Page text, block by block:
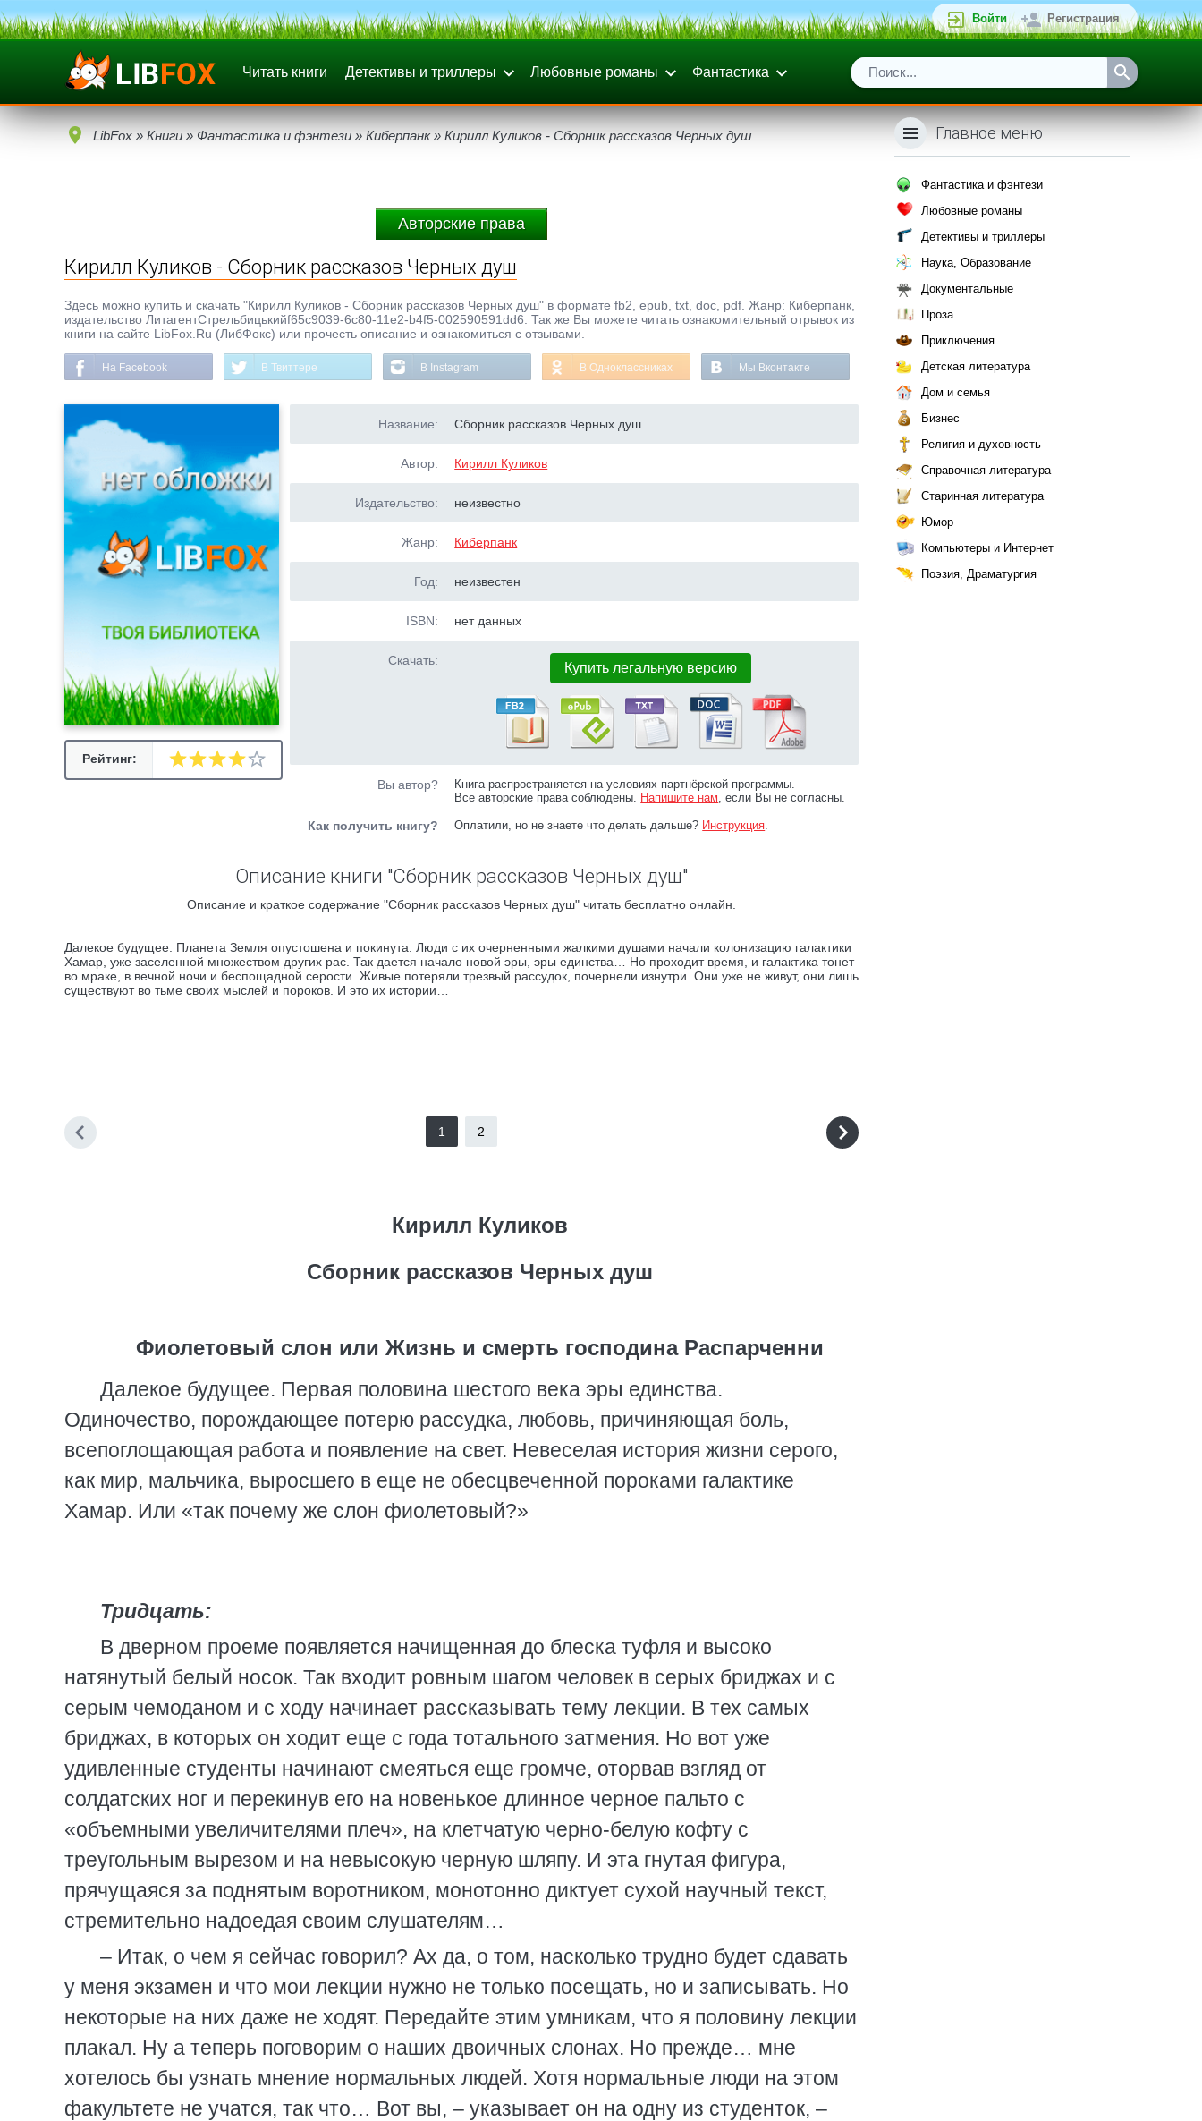
Войти Регистрация
Читать книги Детективы и триллеры Любовные романы Фантастика
LibFox » Книги » Фантастика и фэнтези » Киберпанк» Кирилл Куликов - Сборник рассказов Черных душ
Авторские права
Кирилл Куликов - Сборник рассказов Черных душ
Здесь можно купить и скачать "Кирилл Куликов - Сборник рассказов Черных душ" в формате fb2, epub, txt, doc, pdf. Жанр: Киберпанк,
издательство ЛитагентСтрельбицькийf65c9039-6c80-11e2-b4f5-002590591dd6. Так же Вы можете читать ознакомительный отрывок из
книги на сайте LibFox.Ru (ЛибФокс) или прочесть описание и ознакомиться с отзывами.
На Facebook В Твиттере В Instagram В Одноклассниках Мы Вконтакте
Рейтинг:
Название: Сборник рассказов Черных душ
Автор: Кирилл Куликов
Издательство: неизвестно
Жанр: Киберпанк
Год: неизвестен
ISBN: нет данных
Скачать: Купить легальную версию
Вы автор?
Книга распространяется на условиях партнёрской программы.
Все авторские права соблюдены. Напишите нам, если Вы не согласны.
Как получить книгу? Оплатили, но не знаете что делать дальше? Инструкция.
Описание книги "Сборник рассказов Черных душ"
Описание и краткое содержание "Сборник рассказов Черных душ" читать бесплатно онлайн.
Далекое будущее. Планета Земля опустошена и покинута. Люди с их очерненными жалкими душами начали колонизацию галактики
Хамар, уже заселенной множеством других рас. Так дается начало новой эры, эры единства… Но проходит время, и галактика тонет
во мраке, в вечной ночи и беспощадной серости. Живые потеряли трезвый рассудок, почернели изнутри. Они уже не живут, они лишь
существуют во тьме своих мыслей и пороков. И это их истории…
1 2
Кирилл Куликов
Сборник рассказов Черных душ
Фиолетовый слон или Жизнь и смерть господина Распарченни
Далекое будущее. Первая половина шестого века эры единства.
Одиночество, порождающее потерю рассудка, любовь, причиняющая боль,
всепоглощающая работа и появление на свет. Невеселая история жизни серого,
как мир, мальчика, выросшего в еще не обесцвеченной пороками галактике
Хамар. Или «так почему же слон фиолетовый?»
Тридцать:
В дверном проеме появляется начищенная до блеска туфля и высоко
натянутый белый носок. Так входит ровным шагом человек в серых бриджах и с
серым чемоданом и с ходу начинает рассказывать тему лекции. В тех самых
бриджах, в которых он ходит еще с года тотального затмения. Но вот уже
удивленные студенты начинают смеяться еще громче, оторвав взгляд от
солдатских ног и перекинув его на новенькое длинное черное пальто с
«объемными увеличителями плеч», на клетчатую черно-белую кофту с
треугольным вырезом и на невысокую черную шляпу. И эта гнутая фигура,
прячущаяся за поднятым воротником, монотонно диктует сухой научный текст,
стремительно надоедая своим слушателям…
– Итак, о чем я сейчас говорил? Ах да, о том, насколько трудно будет сдавать
у меня экзамен и что мои лекции нужно не только посещать, но и записывать. Но
некоторые на них даже не ходят. Передайте этим умникам, что я половину лекции
плакал. Ну а теперь поговорим о наших двоичных слонах. Но прежде… мне
хотелось бы узнать мнение нормальных людей. Хотя нормальные люди на этом
факультете не учатся, так что… Вот вы, – указывает он на одну из студенток, –
Главное меню
Фантастика и фэнтези
Любовные романы
Детективы и триллеры
Наука, Образование
Документальные
Проза
Приключения
Детская литература
Дом и семья
Бизнес
Религия и духовность
Справочная литература
Старинная литература
Юмор
Компьютеры и Интернет
Поэзия, Драматургия